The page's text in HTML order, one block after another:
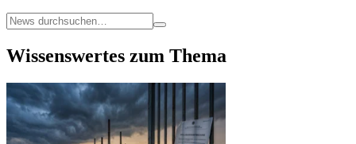
Wissenswertes zum Thema